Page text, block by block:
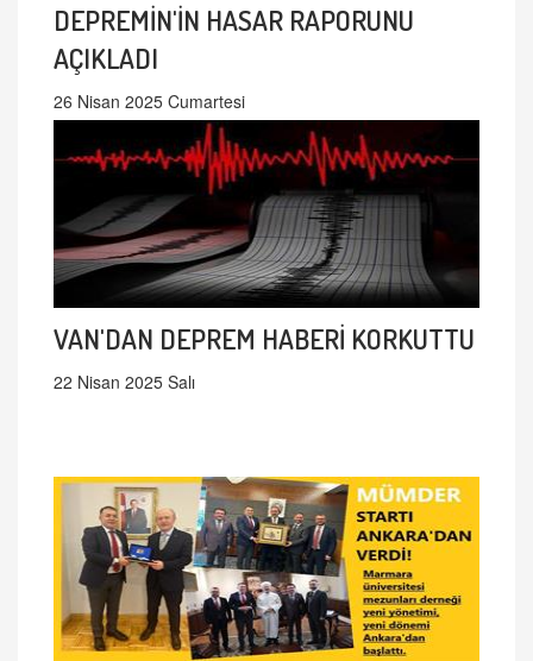
DEPREMİN'İN HASAR RAPORUNU
AÇIKLADI
26 Nisan 2025 Cumartesi
VAN'DAN DEPREM HABERİ KORKUTTU
22 Nisan 2025 Salı